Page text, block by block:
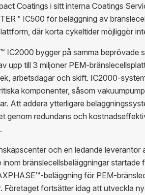
Coatings i sitt interna Coatings
IC500 för beläggning av
där korta cykeltider möjliggör
IC2000 bygger på samma beprövade
upp till 3 miljoner PEM-
arbetsdagar och skift. IC2000-
komponenter, såsom
Att addera ytterligare
genom redundans och
och en ledande
bränslecellsbeläggningar
beläggning för PEM-
Företaget fortsätter idag att utveckla